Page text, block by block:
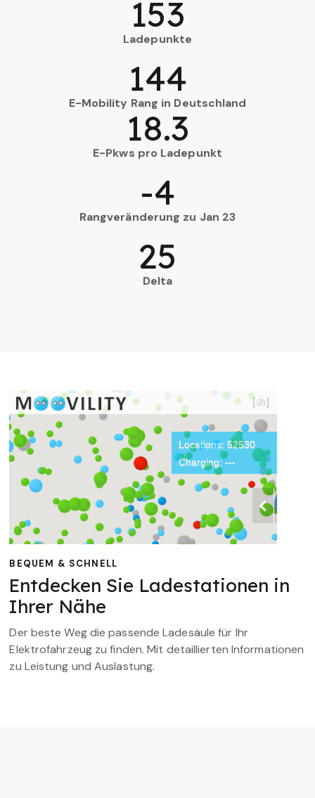
Ladepunkte
153
E-Mobility Rang in Deutschland
144
E-Pkws pro Ladepunkt
18.3
Rangveränderung zu Jan 23
-4
Delta
25
BEQUEM & SCHNELL
Entdecken Sie Ladestationen in
Ihrer Nähe
Der beste Weg die passende Ladesäule für Ihr
Elektrofahrzeug zu finden. Mit detaillierten Informationen
zu Leistung und Auslastung.